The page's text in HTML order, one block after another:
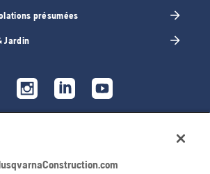
présumées
Jardin